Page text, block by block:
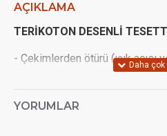
AÇIKLAMA
TERİKOTON DESENLİ
- Çekimlerden ötürü (ışık açısı
- Yaka kısmı hakim yakadır 3
YORUMLAR